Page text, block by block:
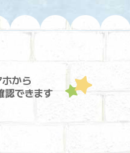
から
認できます